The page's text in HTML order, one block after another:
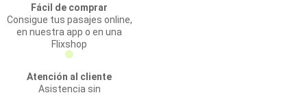
Fácil de comprar
Consigue tus pasajes online,
en nuestra app o en una
Flixshop
Atención al cliente
Asistencia sin